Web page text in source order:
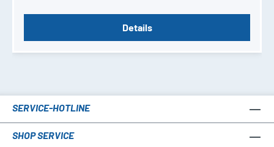
Details
SERVICE-HOTLINE
SHOP SERVICE